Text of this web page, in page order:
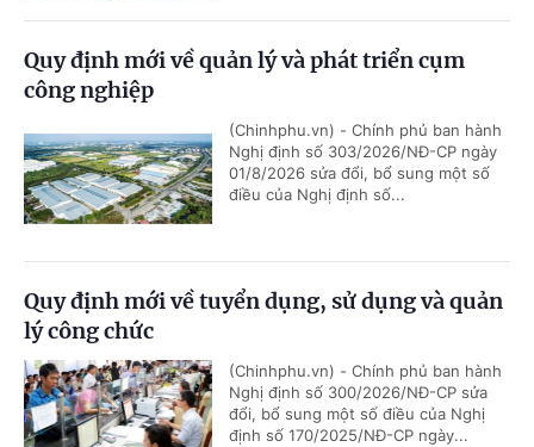
Quy định mới về quản lý và phát triển cụm
công nghiệp
(Chinhphu.vn) - Chính phủ ban hành
Nghị định số 303/2026/NĐ-CP ngày
01/8/2026 sửa đổi, bổ sung một số
điều của Nghị định số...
Quy định mới về tuyển dụng, sử dụng và quản
lý công chức
(Chinhphu.vn) - Chính phủ ban hành
Nghị định số 300/2026/NĐ-CP sửa
đổi, bổ sung một số điều của Nghị
định số 170/2025/NĐ-CP ngày...